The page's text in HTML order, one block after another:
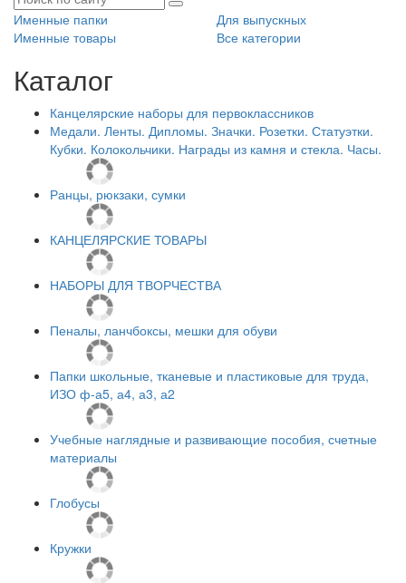
Именные папки
Для выпускных
Именные товары
Все категории
Каталог
Канцелярские наборы для первоклассников
Медали. Ленты. Дипломы. Значки. Розетки. Статуэтки.
Кубки. Колокольчики. Награды из камня и стекла. Часы.
Ранцы, рюкзаки, сумки
КАНЦЕЛЯРСКИЕ ТОВАРЫ
НАБОРЫ ДЛЯ ТВОРЧЕСТВА
Пеналы, ланчбоксы, мешки для обуви
Папки школьные, тканевые и пластиковые для труда,
ИЗО ф-а5, а4, а3, а2
Учебные наглядные и развивающие пособия, счетные
материалы
Глобусы
Кружки